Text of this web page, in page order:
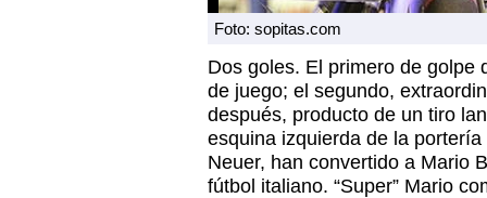
Foto: sopitas.com
Dos goles. El primero de golpe
de juego; el segundo,
después, producto de un tiro
esquina izquierda de la
Neuer, han convertido a Mario
fútbol italiano. “Super” Mario